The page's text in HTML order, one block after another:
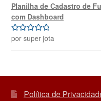
Planilha de Cadastro de
com Dashboard
Avaliação5
por super jota
Política de